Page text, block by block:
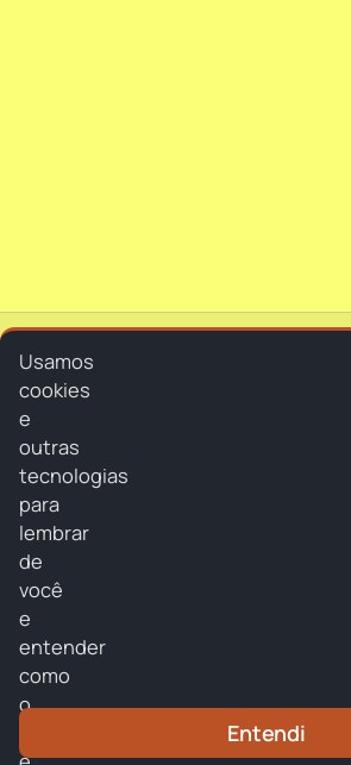
Usamos
cookies
e
outras
tecnologias
para
lembrar
de
você
e
entender
como
o
Entendi
104alternativa
104alternativa
Home
Programação
Eventos
Locutores
Postagens